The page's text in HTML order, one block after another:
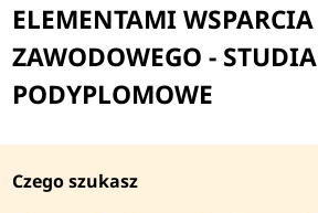
ELEMENTAMI WSPARCIA
ZAWODOWEGO - STUDIA
PODYPLOMOWE
Czego szukasz